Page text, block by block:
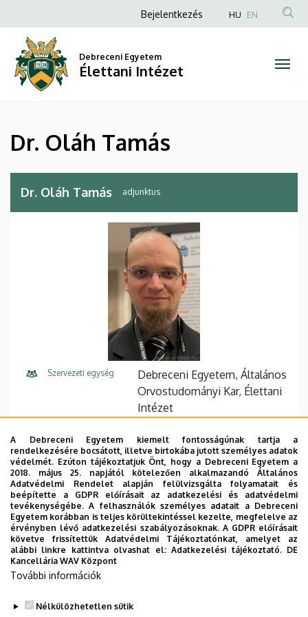
Oláh
Tamás
Élettani
Intézet
a
tartalomra
Anonim
fiók
menüje
Bejelentkezés HU EN
Debreceni Egyetem
Élettani Intézet
Dr. Oláh Tamás
Dr. Oláh Tamás adjunktus
Szervezeti egység
Debreceni Egyetem, Általános
Orvostudományi Kar, Élettani
Intézet
+36 52 411 600 55647
E-mail cím olah.tamas@med.unideb.hu
Cím
4032 Debrecen Nagyerdei
körút 98
Épület Elméleti négyszög, U épület
Emelet, ajtó
A Debreceni Egyetem kiemelt fontosságúnak tartja a
rendelkezésére bocsátott, illetve birtokába jutott személyes adatok
védelmét. Ezúton tájékoztatjuk Önt, hogy a Debreceni Egyetem a
2018. május 25. napjától kötelezően alkalmazandó Általános
Adatvédelmi Rendelet alapján felülvizsgálta folyamatait és
beépítette a GDPR előírásait az adatkezelési és adatvédelmi
tevékenységébe. A felhasználók személyes adatait a Debreceni
Egyetem korábban is teljes körültekintéssel kezelte, megfelelve az
érvényben lévő adatkezelési szabályozásoknak. A GDPR előírásait
követve frissítettük Adatvédelmi Tájékoztatónkat, amelyet az
alábbi linkre kattintva olvashat el:Adatkezelési tájékoztató. DE
Kancellária WAV Központ
További információk
Nélkülözhetetlen sütik